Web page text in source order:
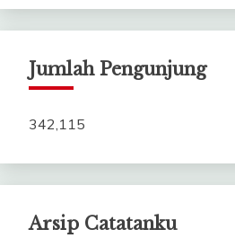
Jumlah Pengunjung
342,115
Arsip Catatanku